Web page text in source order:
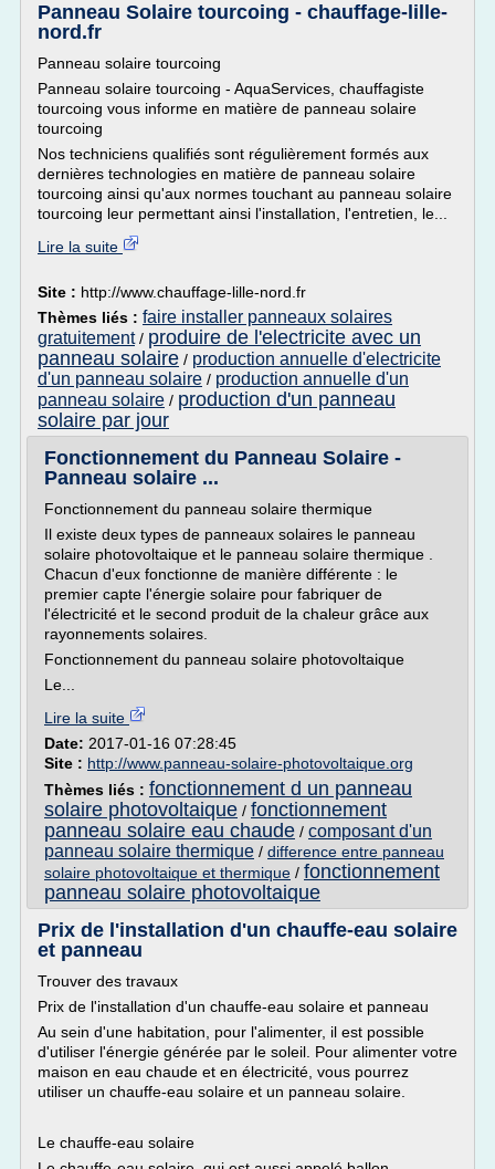
Panneau Solaire tourcoing - chauffage-lille-
nord.fr
Panneau solaire tourcoing
Panneau solaire tourcoing - AquaServices, chauffagiste
tourcoing vous informe en matière de panneau solaire
tourcoing
Nos techniciens qualifiés sont régulièrement formés aux
dernières technologies en matière de panneau solaire
tourcoing ainsi qu'aux normes touchant au panneau solaire
tourcoing leur permettant ainsi l'installation, l'entretien, le...
Lire la suite
Site : http://www.chauffage-lille-nord.fr
Thèmes liés : faire installer panneaux solaires
gratuitement/ produire de l'electricite avec un
panneau solaire / production annuelle d'electricite
d'un panneau solaire / production annuelle d'un
panneau solaire / production d'un panneau
solaire par jour
Fonctionnement du Panneau Solaire -
Panneau solaire ...
Fonctionnement du panneau solaire thermique
Il existe deux types de panneaux solaires le panneau
solaire photovoltaique et le panneau solaire thermique .
Chacun d'eux fonctionne de manière différente : le
premier capte l'énergie solaire pour fabriquer de
l'électricité et le second produit de la chaleur grâce aux
rayonnements solaires.
Fonctionnement du panneau solaire photovoltaique
Le...
Lire la suite
Date: 2017-01-16 07:28:45
Site : http://www.panneau-solaire-photovoltaique.org
Thèmes liés : fonctionnement d un panneau
solaire photovoltaique / fonctionnement
panneau solaire eau chaude / composant d'un
panneau solaire thermique / difference entre panneau
solaire photovoltaique et thermique / fonctionnement
panneau solaire photovoltaique
Prix de l'installation d'un chauffe-eau solaire
et panneau
Trouver des travaux
Prix de l'installation d'un chauffe-eau solaire et panneau
Au sein d'une habitation, pour l'alimenter, il est possible
d'utiliser l'énergie générée par le soleil. Pour alimenter votre
maison en eau chaude et en électricité, vous pourrez
utiliser un chauffe-eau solaire et un panneau solaire.
Le chauffe-eau solaire